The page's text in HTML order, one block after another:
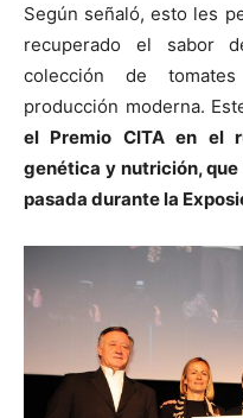
Según señaló, esto les
recuperado el sabor
colección de
producción moderna.
el Premio CITA en el
genética y nutrición,
pasada durante la